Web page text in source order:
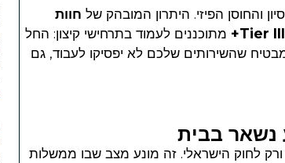
והחוסן הפיזי. היתרון המובהק של חוות
Tier III+
מתוכננים לעמוד בתרחישי קיצון: החל
שהשירותים שלכם לא יפסיקו לעבוד, גם
לחוק הישראלי. זה מונע מצב שבו ממשלות